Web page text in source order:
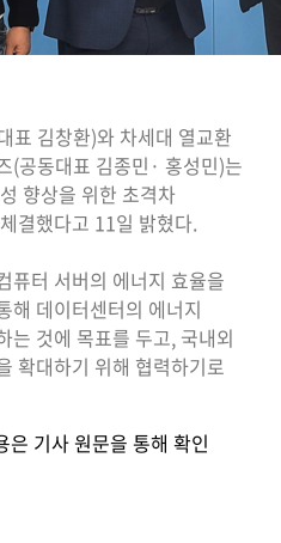
표 김창환)와 차세대 열교환
(공동대표 김종민· 홍성민)는
향상을 위한 초격차
결했다고 11일 밝혔다.
퓨터 서버의 에너지 효율을
해 데이터센터의 에너지
는 것에 목표를 두고, 국내외
확대하기 위해 협력하기로
은 기사 원문을 통해 확인